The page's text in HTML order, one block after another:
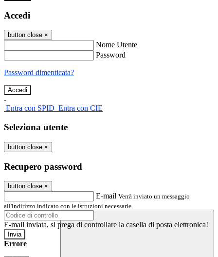
Accedi
button close ×
Nome Utente
Password
Password dimenticata?
-
Entra con SPID Entra con CIE
Seleziona utente
button close ×
Recupero password
button close ×
E-mail Verrà inviato un messaggio
all'indirizzo indicato con le istruzioni necessarie.
E-mail inviata, si prega di controllare la casella di posta elettronica!
Errore